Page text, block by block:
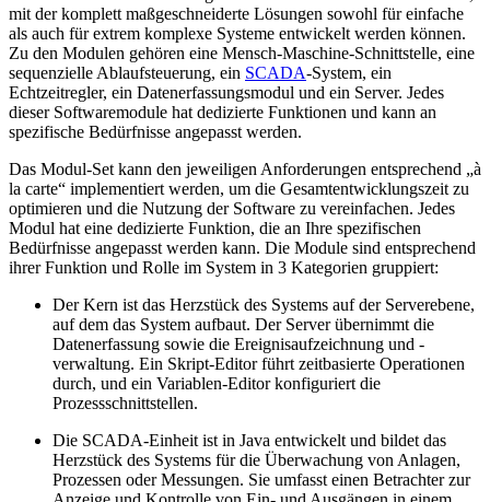
mit der komplett maßgeschneiderte Lösungen sowohl für einfache
als auch für extrem komplexe Systeme entwickelt werden können.
Zu den Modulen gehören eine Mensch-Maschine-Schnittstelle, eine
sequenzielle Ablaufsteuerung, ein SCADA-System, ein
Echtzeitregler, ein Datenerfassungsmodul und ein Server. Jedes
dieser Softwaremodule hat dedizierte Funktionen und kann an
spezifische Bedürfnisse angepasst werden.
Das Modul-Set kann den jeweiligen Anforderungen entsprechend „à
la carte“ implementiert werden, um die Gesamtentwicklungszeit zu
optimieren und die Nutzung der Software zu vereinfachen. Jedes
Modul hat eine dedizierte Funktion, die an Ihre spezifischen
Bedürfnisse angepasst werden kann. Die Module sind entsprechend
ihrer Funktion und Rolle im System in 3 Kategorien gruppiert:
Der Kern ist das Herzstück des Systems auf der Serverebene,
auf dem das System aufbaut. Der Server übernimmt die
Datenerfassung sowie die Ereignisaufzeichnung und -
verwaltung. Ein Skript-Editor führt zeitbasierte Operationen
durch, und ein Variablen-Editor konfiguriert die
Prozessschnittstellen.
Die SCADA-Einheit ist in Java entwickelt und bildet das
Herzstück des Systems für die Überwachung von Anlagen,
Prozessen oder Messungen. Sie umfasst einen Betrachter zur